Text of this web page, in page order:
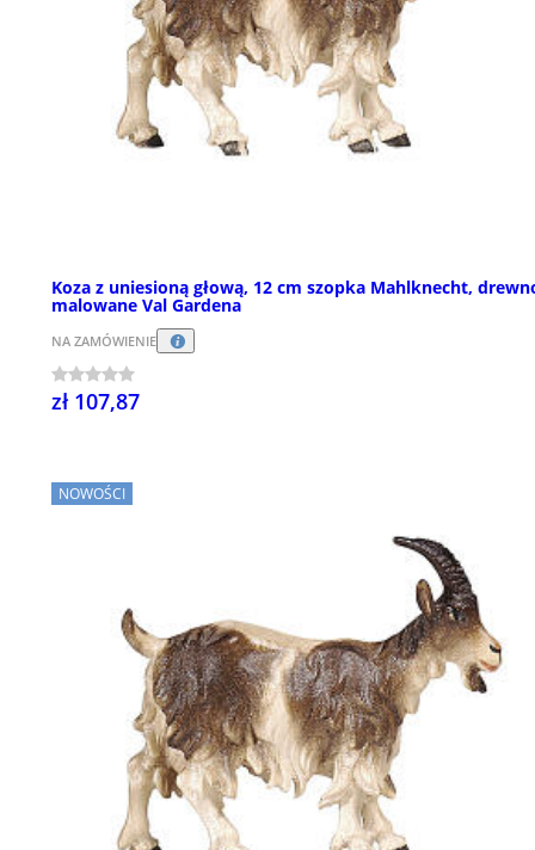
Koza z uniesioną głową, 12 cm szopka Mahlknecht,
malowane Val Gardena
NA ZAMÓWIENIE
zł 107,87
NOWOŚCI